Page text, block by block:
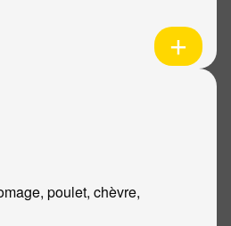
poulet, chèvre,